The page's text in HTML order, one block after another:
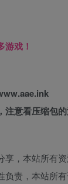
游戏！
注意看压缩包
享，本站所有
负责，本站所